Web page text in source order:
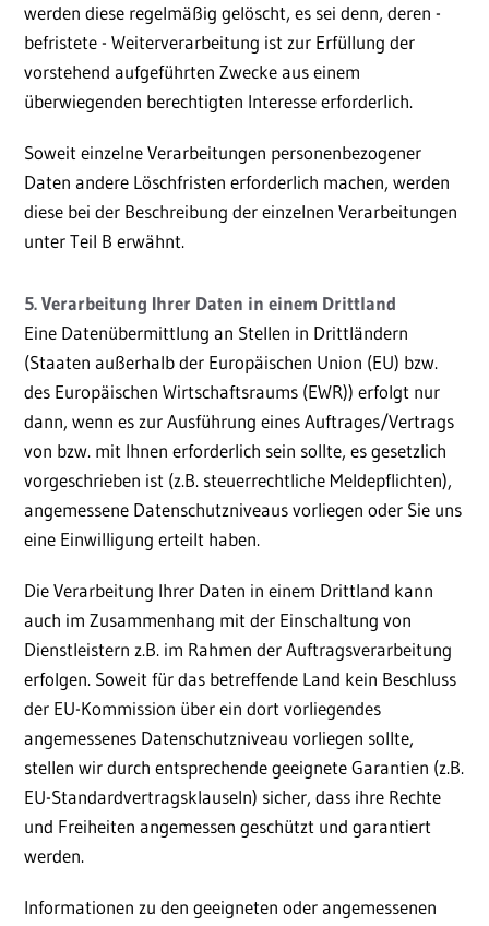
werden diese regelmäßig gelöscht, es sei denn, deren -
befristete - Weiterverarbeitung ist zur Erfüllung der
vorstehend aufgeführten Zwecke aus einem
überwiegenden berechtigten Interesse erforderlich.
Soweit einzelne Verarbeitungen personenbezogener
Daten andere Löschfristen erforderlich machen, werden
diese bei der Beschreibung der einzelnen Verarbeitungen
unter Teil B erwähnt.
5. Verarbeitung Ihrer Daten in einem Drittland
Eine Datenübermittlung an Stellen in Drittländern
(Staaten außerhalb der Europäischen Union (EU) bzw.
des Europäischen Wirtschaftsraums (EWR)) erfolgt nur
dann, wenn es zur Ausführung eines Auftrages/Vertrags
von bzw. mit Ihnen erforderlich sein sollte, es gesetzlich
vorgeschrieben ist (z.B. steuerrechtliche Meldepflichten),
angemessene Datenschutzniveaus vorliegen oder Sie uns
eine Einwilligung erteilt haben.
Die Verarbeitung Ihrer Daten in einem Drittland kann
auch im Zusammenhang mit der Einschaltung von
Dienstleistern z.B. im Rahmen der Auftragsverarbeitung
erfolgen. Soweit für das betreffende Land kein Beschluss
der EU-Kommission über ein dort vorliegendes
angemessenes Datenschutzniveau vorliegen sollte,
stellen wir durch entsprechende geeignete Garantien (z.B.
EU-Standardvertragsklauseln) sicher, dass ihre Rechte
und Freiheiten angemessen geschützt und garantiert
werden.
Informationen zu den geeigneten oder angemessenen